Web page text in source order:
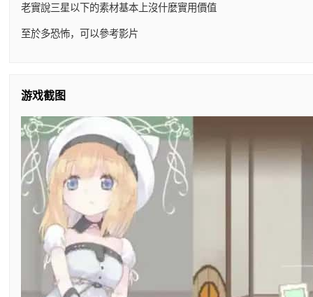
老實說三星以下的素材基本上沒什麼實用價值
至於多恐怖，可以參考影片
游戏截图